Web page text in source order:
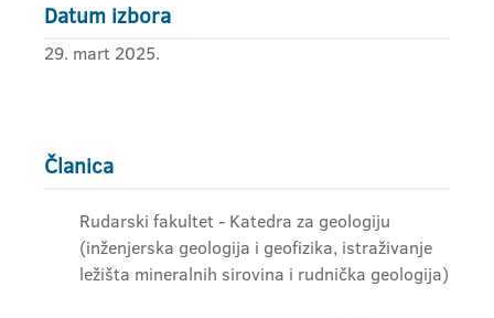
Datum izbora
29. mart 2025.
Članica
Rudarski fakultet - Katedra za geologiju
(inženjerska geologija i geofizika, istraživanje
ležišta mineralnih sirovina i rudnička geologija)